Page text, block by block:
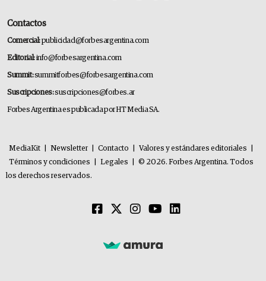
Contactos
Comercial:publicidad@forbesargentina.com
Editorial:info@forbesargentina.com
Summit:summitforbes@forbesargentina.com
Suscripciones:suscripciones@forbes.ar
Forbes Argentina es publicada por HT Media SA.
MediaKit Newsletter Contacto Valores y estándares editoriales
Términos y condiciones
Legales
© 2026. Forbes Argentina. Todos
los derechos reservados.